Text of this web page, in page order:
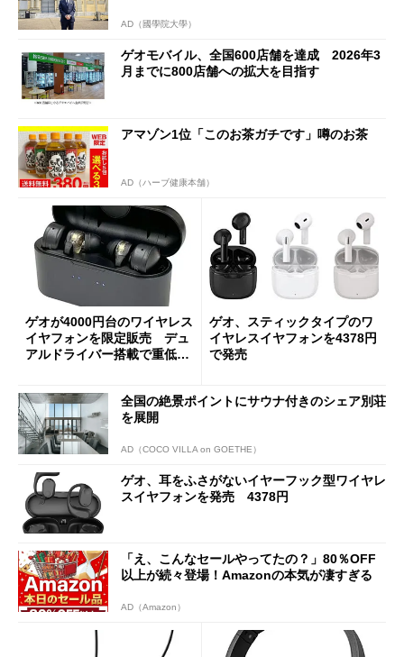
AD（國學院大學）
ゲオモバイル、全国600店舗を達成 2026年3
月までに800店舗への拡大を目指す
アマゾン1位「このお茶ガチです」噂のお茶
AD（ハーブ健康本舗）
ゲオが4000円台のワイヤレス
イヤフォンを限定販売 デュ
アルドライバー搭載で重低音
ゲオ、スティックタイプのワ
イヤレスイヤフォンを4378円
で発売
全国の絶景ポイントにサウナ付きのシェア別荘
を展開
AD（COCO VILLA on GOETHE）
ゲオ、耳をふさがないイヤーフック型ワイヤレ
スイヤフォンを発売 4378円
「え、こんなセールやってたの？」80％OFF
以上が続々登場！Amazonの本気が凄すぎる
AD（Amazon）